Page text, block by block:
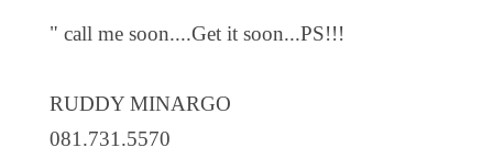
" call me soon....Get it soon...PS!!!
RUDDY MINARGO
081.731.5570